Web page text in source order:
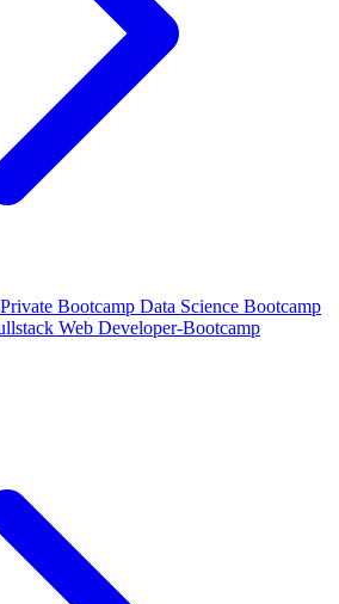
Bootcamp Data Science Bootcamp
Web Developer-Bootcamp